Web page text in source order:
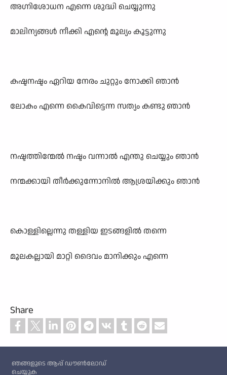
അഗ്നിശോധന എന്നെ ശുദ്ധി ചെയ്യുന്നു
മാലിന‍്യങ്ങള്‍ നീക്കി എന്റെ മൂല‍്യം കൂട്ടുന്നു
കഷ്ടനഷ്ടം ഏറിയ നേരം ചുറ്റും നോക്കി ഞാന്‍
ലോകം എന്നെ കൈവിട്ടെന്ന സത‍്യം കണ്ടു ഞാന്‍
നഷ്ടത്തിന്മേല്‍ നഷ്ടം വന്നാല്‍ എന്തു ചെയ്യും ഞാന്‍
നന്മക്കായി തീര്‍ക്കുന്നോനില്‍ ആശ്രയിക്കും ഞാന്‍
കൊള്ളില്ലെന്നു തള്ളിയ ഇടങ്ങളില്‍ തന്നെ
മൂലകല്ലായി മാറ്റി ദൈവം മാനിക്കും എന്നെ
Share
ഞങ്ങളുടെ ആപ്പ് ഡൗൺലോഡ്
ചെയ്യുക